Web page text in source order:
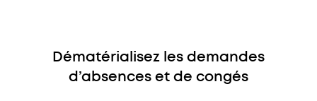
Dématérialisez les demandes
d’absences et de congés